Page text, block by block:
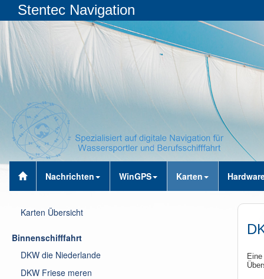
Stentec Navigation
Nachrichten WinGPS Karten
Karten Übersicht
Binnenschifffahrt
DKW die Niederlande
DKW Friese meren